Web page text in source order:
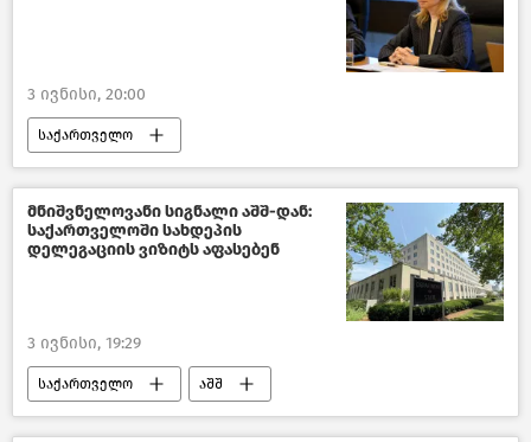
3 ივნისი, 20:00
საქართველო
საქართველოს ეროვნული ბანკი
საქართველოს ეკონომიკა
ახალი ამბები
მნიშვნელოვანი სიგნალი აშშ-დან:
საქართველოში სახდეპის
დელეგაციის ვიზიტს აფასებენ
3 ივნისი, 19:29
საქართველო აშშ
პოლიტიკა საქართველოში